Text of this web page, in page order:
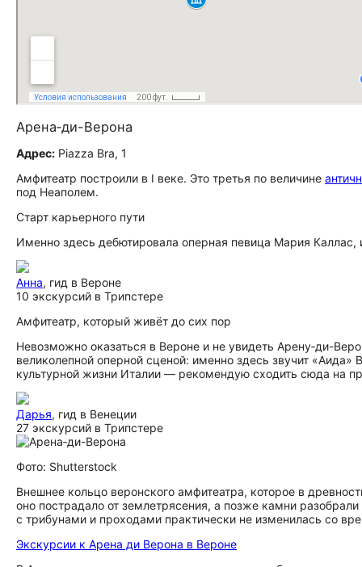
Арена‑ди-Верона
Адрес: Piazza Bra, 1
Амфитеатр построили в I веке. Это третья по величине
под Неаполем.
Старт карьерного пути
Именно здесь дебютировала оперная певица Мария
Анна, гид в Вероне
10 экскурсий в Трипстере
Амфитеатр, который живёт до сих пор
Невозможно оказаться в Вероне и не увидеть Арену‑ди-
великолепной оперной сценой: именно здесь звучит
культурной жизни Италии — рекомендую сходить сюда на
Дарья, гид в Венеции
27 экскурсий в Трипстере
Фото: Shutterstock
Внешнее кольцо веронского амфитеатра, которое в
оно пострадало от землетрясения, а позже камни
с трибунами и проходами практически не изменилась со
Экскурсии к Арена ди Верона в Вероне